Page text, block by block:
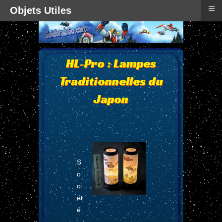
HL-Pro : Lampes
Traditionnelles du
Japon
S
o
ci
ét
é
Objets Utiles ≡